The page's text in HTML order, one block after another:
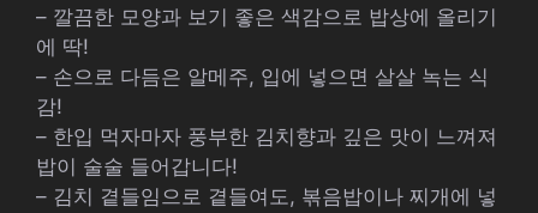
– 깔끔한 모양과 보기 좋은 색감으로 밥상에 올리기
에 딱!
– 손으로 다듬은 알메주, 입에 넣으면 살살 녹는 식
감!
– 한입 먹자마자 풍부한 김치향과 깊은 맛이 느껴져
밥이 술술 들어갑니다!
– 김치 곁들임으로 곁들여도, 볶음밥이나 찌개에 넣